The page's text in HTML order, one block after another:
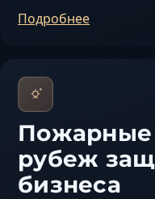
Подробнее
Пожарные
рубеж
бизнеса